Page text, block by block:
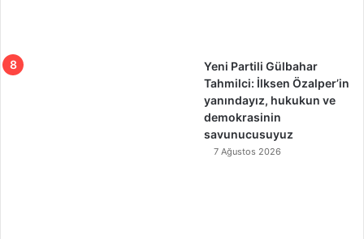
Yeni Partili Gülbahar
Tahmilci: İlksen Özalper’in
yanındayız, hukukun ve
demokrasinin
savunucusuyuz
7 Ağustos 2026